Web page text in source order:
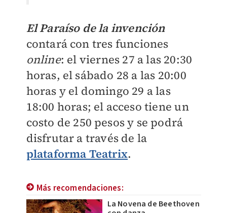
El Paraíso de la invención
contará con tres funciones
online: el viernes 27 a las 20:30
horas, el sábado 28 a las 20:00
horas y el domingo 29 a las
18:00 horas; el acceso tiene un
costo de 250 pesos y se podrá
disfrutar a través de la
plataforma Teatrix.
Más recomendaciones:
La Novena de Beethoven